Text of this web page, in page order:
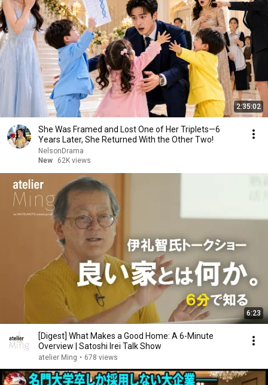
2:35:02
She Was Framed and Lost One of Her Triplets—6
Years Later, She Returned With the Other Two!
NelsonDrama
New
62K views
6:23
[Digest] What Makes a Good Home: A 6-Minute
Overview | Satoshi Irei Talk Show
atelier Ming • 678 views